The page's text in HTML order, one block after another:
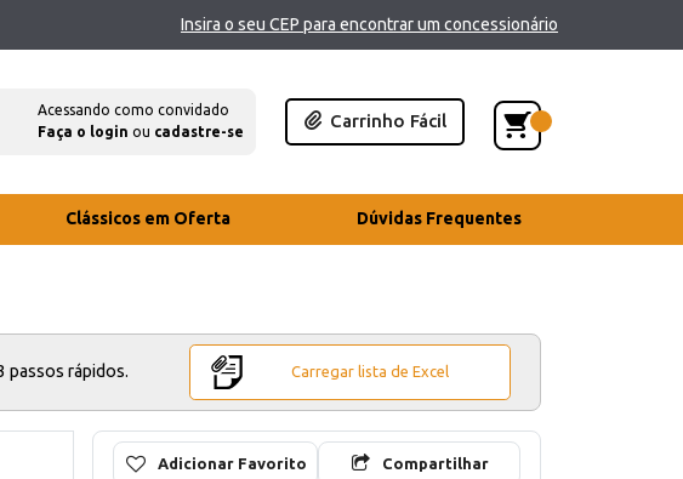
Insira o seu CEP para encontrar um concessionário
Acessando como convidado
Faça o login ou cadastre-se
Carrinho Fácil
Clássicos em Oferta Dúvidas Frequentes
passos rápidos. Carregar lista de Excel
Adicionar Favorito Compartilhar